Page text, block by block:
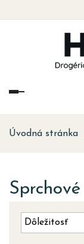
Toggle
Úvodná stránka
Dôležitosť